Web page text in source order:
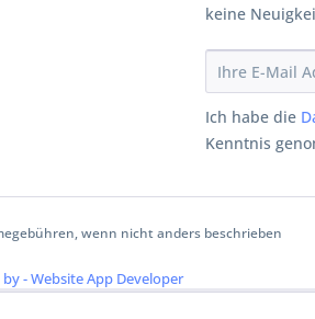
keine
Ich habe die
Kenntnis
wenn nicht anders beschrieben
- Website App Developer